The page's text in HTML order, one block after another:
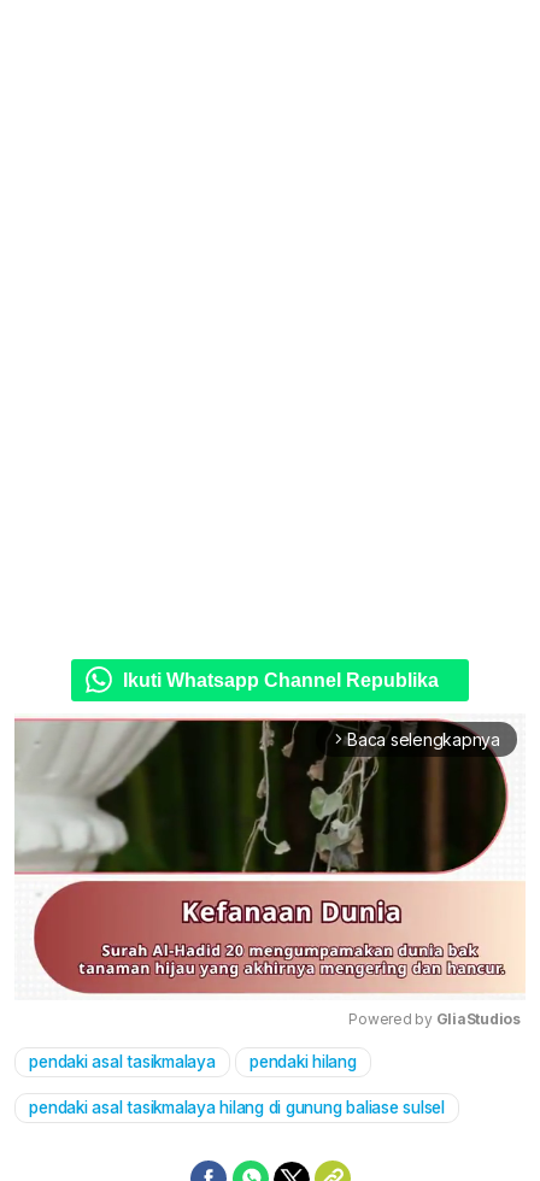
Ikuti Whatsapp Channel Republika
arrow_forward_ios Baca selengkapnya
Powered by GliaStudios
pendaki asal tasikmalaya pendaki hilang
pendaki asal tasikmalaya hilang di gunung baliase sulsel